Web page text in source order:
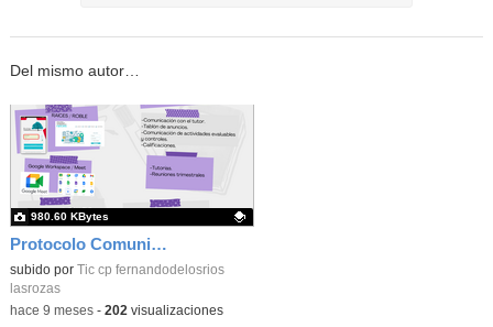
Del mismo autor…
Protocolo Comunicación Familia Colegio_CEIP FDLR_Las Rozas
Contenido educativo.
subido por Tic cp fernandodelosrios
lasrozas
980.60 KBytes
-hace 9 meses- 202 visualizaciones